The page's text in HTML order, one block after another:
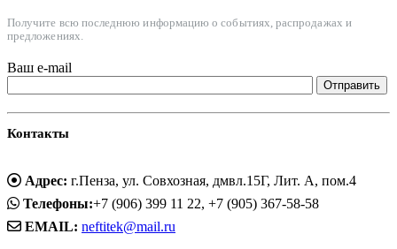
Получите всю последнюю информацию о событиях, распродажах и
предложениях.
Ваш e-mail
Контакты
Адрес: г.Пенза, ул. Совхозная, дмвл.15Г, Лит. А, пом.4
Телефоны:+7 (906) 399 11 22, +7 (905) 367-58-58
EMAIL: neftitek@mail.ru